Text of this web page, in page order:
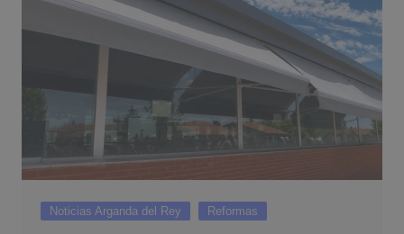
Noticias Arganda del Rey Reformas